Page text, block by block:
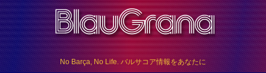
No Barça, No Life. バルサコア情報をあなたに